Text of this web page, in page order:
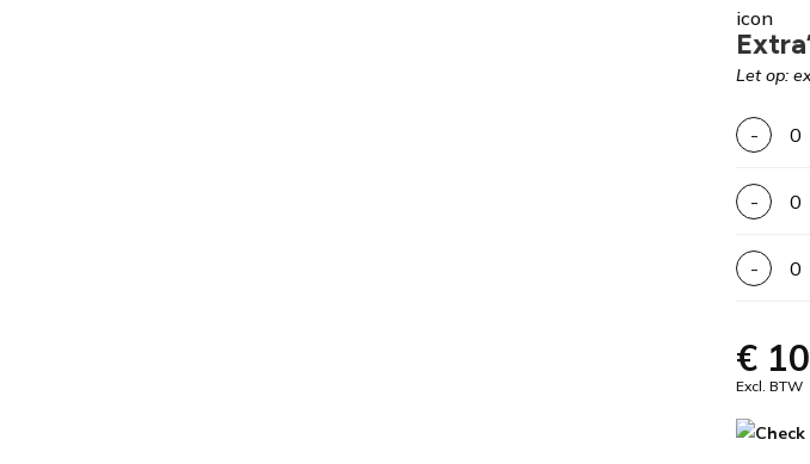
Let op:
-
-
-
€
Excl. BTW